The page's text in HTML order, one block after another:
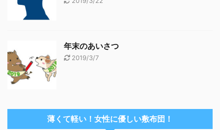
年末のあいさつ
2019/3/7
薄くて軽い！女性に優しい敷布団！